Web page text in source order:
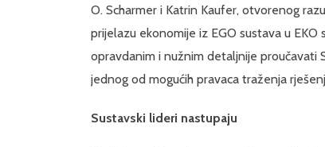
O. Scharmer i Katrin Kaufer, otvorenog
prijelazu ekonomije iz EGO sustava u
opravdanim i nužnim detaljnije proučavati
jednog od mogućih pravaca traženja
Sustavski lideri nastupaju